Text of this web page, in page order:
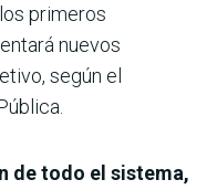
primeros
nuevos
según el
de todo el sistema,